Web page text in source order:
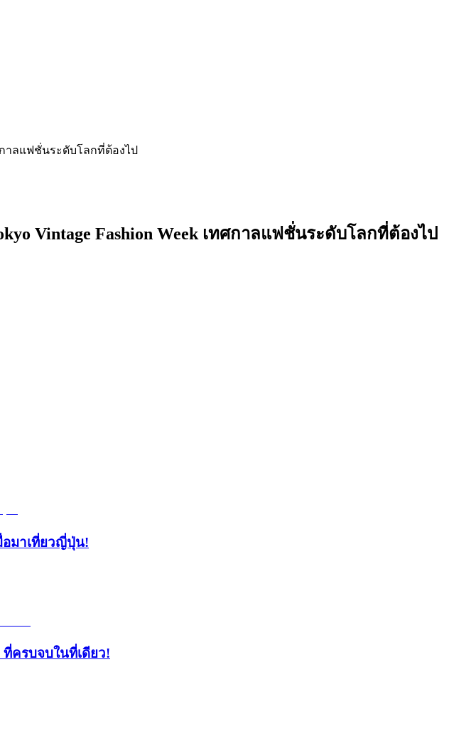
ศกาลแฟชั่นระดับโลกที่ต้องไป
Vintage Fashion Week เทศกาลแฟชั่นระดับโลกที่ต้องไป
อมาเที่ยวญี่ปุ่น!
ที่ครบจบในที่เดียว!